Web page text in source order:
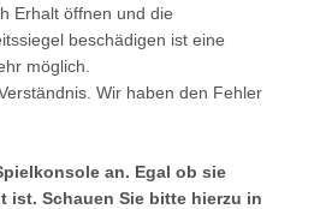
Erhalt öffnen und die
beschädigen ist eine
möglich.
Wir haben den Fehler
an. Egal ob sie
ist. Schauen Sie bitte hierzu in